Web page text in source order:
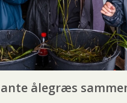
AKVAKULTUR
FISKEPASSAGE
GENETIK
ålegræs